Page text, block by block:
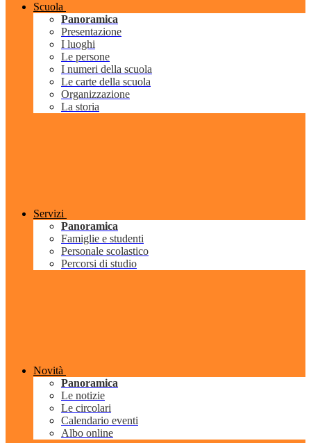
Scuola
Panoramica
Presentazione
I luoghi
Le persone
I numeri della scuola
Le carte della scuola
Organizzazione
La storia
Servizi
Panoramica
Famiglie e studenti
Personale scolastico
Percorsi di studio
Novità
Panoramica
Le notizie
Le circolari
Calendario eventi
Albo online